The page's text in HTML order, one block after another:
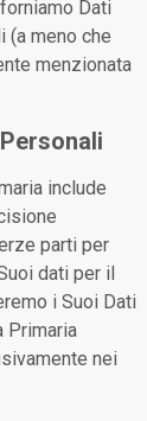
Dati
(a meno che
menzionata
include
parti per
dati per il
i Suoi Dati
Primaria
nei